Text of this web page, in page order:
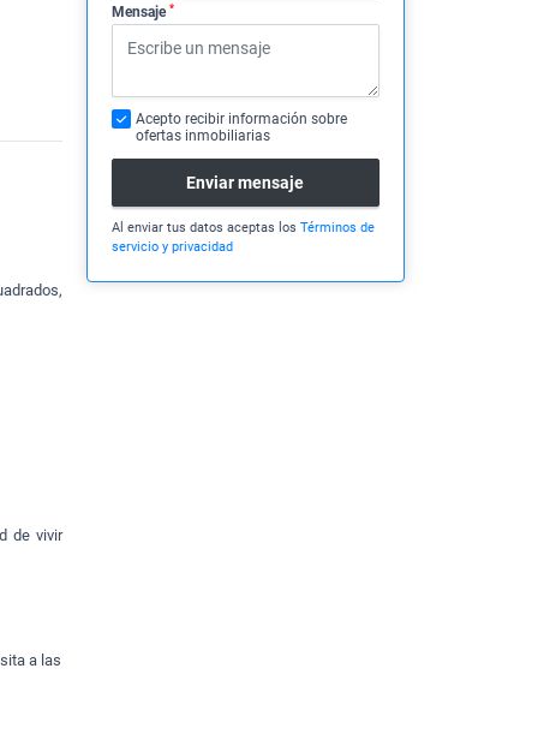
de vivir
a las
Mensaje *
Acepto recibir información sobre
ofertas inmobiliarias
Enviar mensaje
Al enviar tus datos aceptas los Términos de
servicio y privacidad